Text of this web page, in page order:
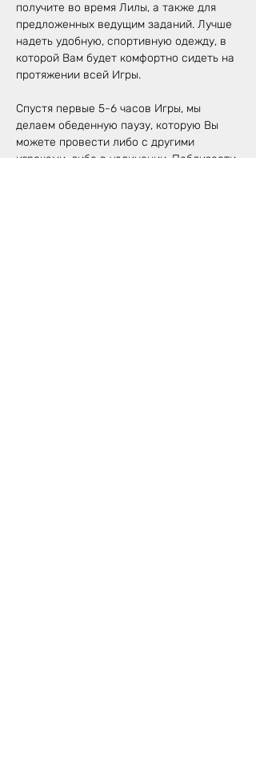
получите во время Лилы, а также для
предложенных ведущим заданий. Лучше
надеть удобную, спортивную одежду, в
которой Вам будет комфортно сидеть на
протяжении всей Игры.
Спустя первые 5-6 часов Игры, мы
делаем обеденную паузу, которую Вы
можете провести либо с другими
игроками, либо в уединении. Поблизости